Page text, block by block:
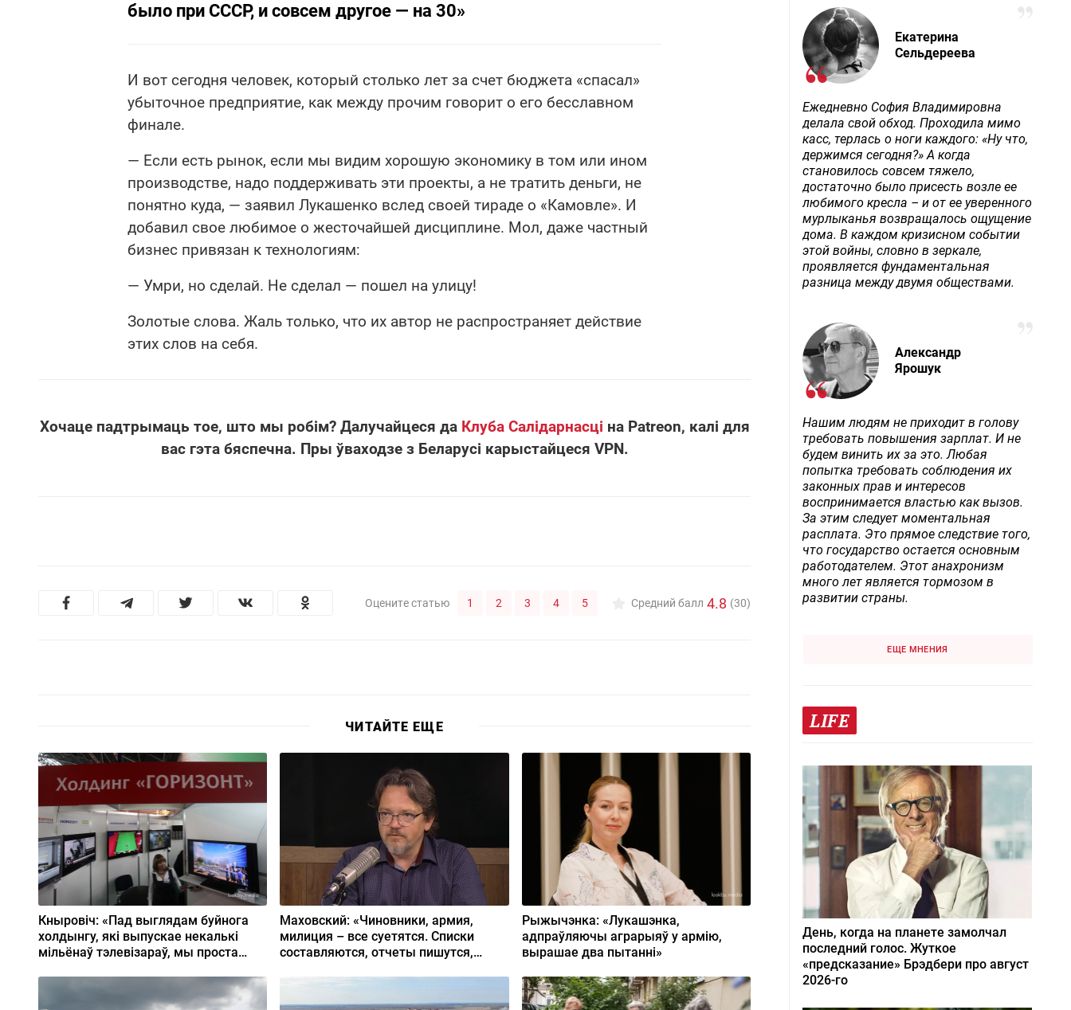
было при СССР, и совсем другое — на 30»
И вот сегодня человек, который столько лет за счет бюджета «спасал»
убыточное предприятие, как между прочим говорит о его бесславном
финале.
— Если есть рынок, если мы видим хорошую экономику в том или ином
производстве, надо поддерживать эти проекты, а не тратить деньги, не
понятно куда, — заявил Лукашенко вслед своей тираде о «Камовле». И
добавил свое любимое о жесточайшей дисциплине. Мол, даже частный
бизнес привязан к технологиям:
— Умри, но сделай. Не сделал — пошел на улицу!
Золотые слова. Жаль только, что их автор не распространяет действие
этих слов на себя.
Хочаце падтрымаць тое, што мы робім? Далучайцеся да Клуба Салідарнасці на Patreon, калі для
вас гэта бяспечна. Пры ўваходзе з Беларусі карыстайцеся VPN.
Оцените статью 1 2 3 4 5 Средний балл 4.8 (30)
ЧИТАЙТЕ ЕЩЕ
Кныровіч: «Пад выглядам буйнога
холдынгу, які выпускае некалькі
мільёнаў тэлевізараў, мы проста
Маховский: «Чиновники, армия,
милиция – все суетятся. Списки
составляются, отчеты пишутся,
Рыжычэнка: «Лукашэнка,
адпраўляючы аграрыяў у армію,
вырашае два пытанні»
Екатерина
Сельдереева
Ежедневно София Владимировна
делала свой обход. Проходила мимо
касс, терлась о ноги каждого: «Ну что,
держимся сегодня?» А когда
становилось совсем тяжело,
достаточно было присесть возле ее
любимого кресла – и от ее уверенного
мурлыканья возвращалось ощущение
дома. В каждом кризисном событии
этой войны, словно в зеркале,
проявляется фундаментальная
разница между двумя обществами.
Александр
Ярошук
Нашим людям не приходит в голову
требовать повышения зарплат. И не
будем винить их за это. Любая
попытка требовать соблюдения их
законных прав и интересов
воспринимается властью как вызов.
За этим следует моментальная
расплата. Это прямое следствие того,
что государство остается основным
работодателем. Этот анахронизм
много лет является тормозом в
развитии страны.
ЕЩЕ МНЕНИЯ
LIFE
День, когда на планете замолчал
последний голос. Жуткое
«предсказание» Брэдбери про август
2026-го